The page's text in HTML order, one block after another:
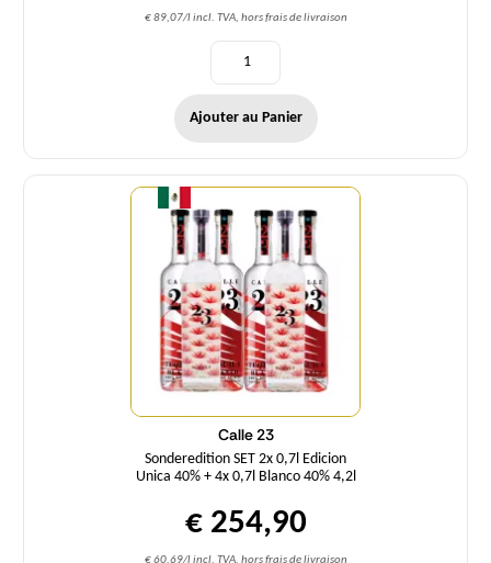
€ 89,07/l incl. TVA, hors frais de livraison
Ajouter au Panier
Calle 23
Sonderedition SET 2x 0,7l Edicion
Unica 40% + 4x 0,7l Blanco 40% 4,2l
€ 254,90
€ 60,69/l incl. TVA, hors frais de livraison
Quantité